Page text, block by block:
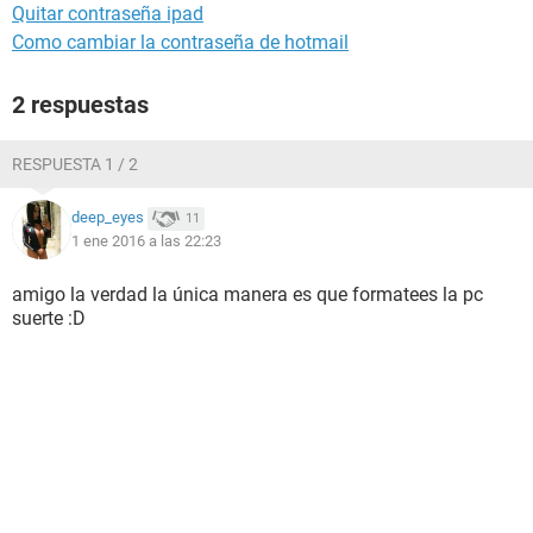
Quitar contraseña ipad
Como cambiar la contraseña de hotmail
2 respuestas
RESPUESTA 1 / 2
deep_eyes 11
1 ene 2016 a las 22:23
amigo la verdad la única manera es que formatees la pc
suerte :D